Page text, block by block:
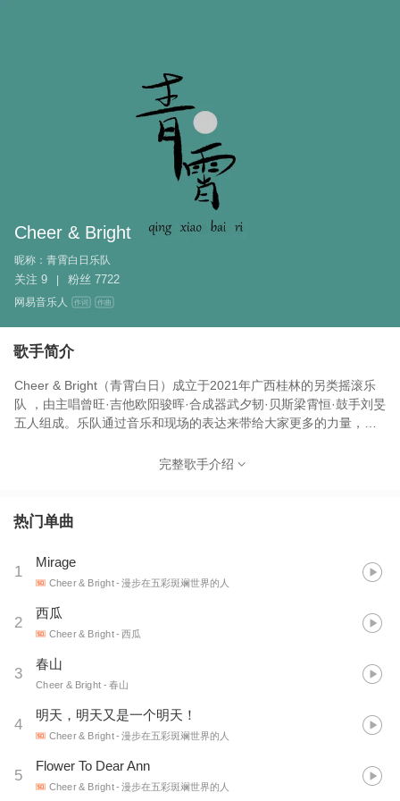
Cheer & Bright
昵称： 青霄白日乐队
关注 9 粉丝 7722
网易音乐人 作词 作曲
歌手简介
Cheer & Bright（青霄白日）成立于2021年广西桂林的另类摇滚乐
队 ，由主唱曾旺·吉他欧阳骏晖·合成器武夕韧·贝斯梁霄恒·鼓手刘旻
五人组成。乐队通过音乐和现场的表达来带给大家更多的力量，那
穿进彼此的身体，透过灵魂让我们交织在一起，为生命而呐喊！ 工
完整歌手介绍
热门单曲
1
Mirage
Cheer & Bright- 漫步在五彩斑斓世界的人
2
西瓜
Cheer & Bright- 西瓜
3
春山
Cheer & Bright- 春山
4
明天，明天又是一个明天！
Cheer & Bright- 漫步在五彩斑斓世界的人
5
Flower To Dear Ann
Cheer & Bright- 漫步在五彩斑斓世界的人